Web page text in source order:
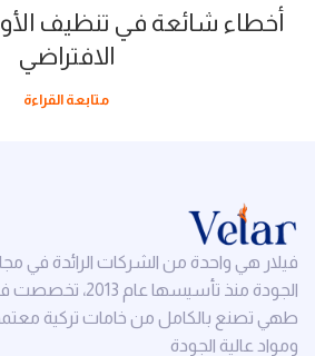
كيف تساعدك أواني
بزيت أقل؟
متابعة القراءة
فيلار هي واحدة من الشركات الرائدة في
الجودة منذ تأسيسها
طهي تصنع بالكامل من خامات تركية
ومواد عالية الجودة